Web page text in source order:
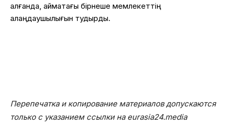
алғанда, аймақтағы бірнеше мемлекеттің
алаңдаушылығын тудырды.
Перепечатка и копирование материалов допускаются
только с указанием ссылки на eurasia24.media